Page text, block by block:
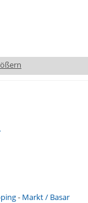
- Markt / Basar